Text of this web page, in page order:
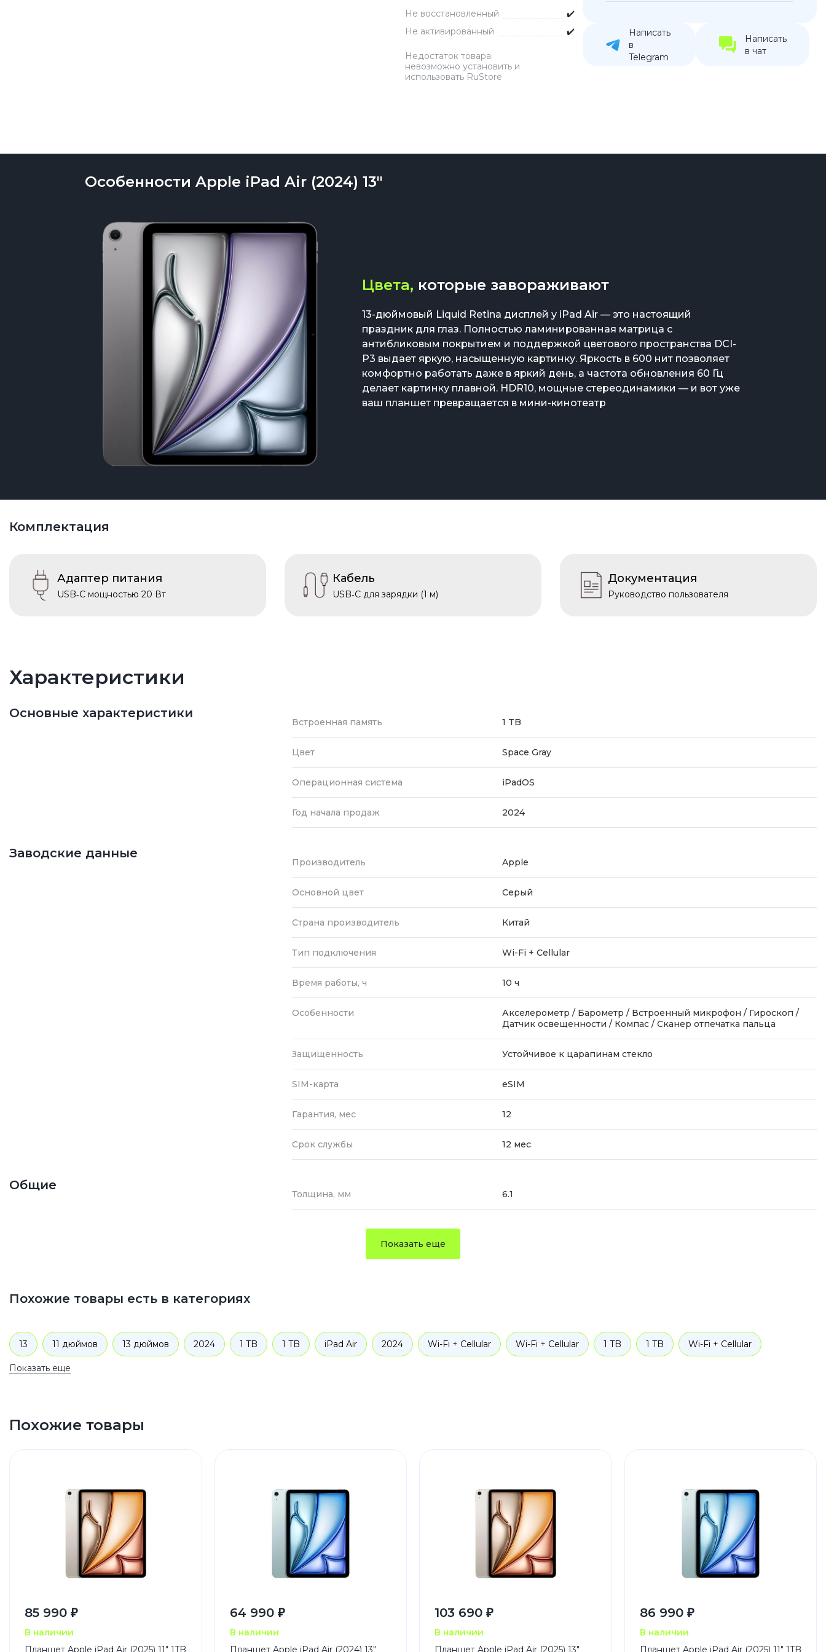
Зарядные устройства
Внешние аккумуляторы
Автомобильные держатели
Не восстановленный
✔️
Не активированный
✔️
Недостаток товара:
невозможно установить и
использовать RuStore
Написать
в
Telegram
Написать
в чат
Особенности Apple iPad Air (2024) 13"
Цвета, которые завораживают
13-дюймовый Liquid Retina дисплей у iPad Air — это настоящий
праздник для глаз. Полностью ламинированная матрица с
антибликовым покрытием и поддержкой цветового пространства DCI-
P3 выдает яркую, насыщенную картинку. Яркость в 600 нит позволяет
комфортно работать даже в яркий день, а частота обновления 60 Гц
делает картинку плавной. HDR10, мощные стереодинамики — и вот уже
ваш планшет превращается в мини-кинотеатр
Комплектация
Адаптер питания
USB‑C мощностью 20 Вт
Кабель
USB‑C для зарядки (1 м)
Документация
Руководство пользователя
Характеристики
Основные характеристики
Встроенная память 1 TB
Цвет Space Gray
Операционная система iPadOS
Год начала продаж 2024
Заводские данные
Производитель Apple
Основной цвет Серый
Страна производитель Китай
Тип подключения Wi-Fi + Cellular
Время работы, ч 10 ч
Особенности
Акселерометр / Барометр / Встроенный микрофон / Гироскоп /
Датчик освещенности / Компас / Сканер отпечатка пальца
Защищенность Устойчивое к царапинам стекло
SIM-карта eSIM
Гарантия, мес 12
Срок службы 12 мес
Общие
Толщина, мм 6.1
Показать еще
Похожие товары есть в категориях
13 11 дюймов 13 дюймов 2024 1 TB 1 TB iPad Air 2024 Wi-Fi + Cellular Wi-Fi + Cellular 1 TB 1 TB Wi-Fi + Cellular
Серый
Показать еще
Похожие товары
85 990 ₽
В наличии
Планшет Apple iPad Air (2025) 11" 1TB
64 990 ₽
В наличии
Планшет Apple iPad Air (2024) 13"
103 690 ₽
В наличии
Планшет Apple iPad Air (2025) 13"
86 990 ₽
В наличии
Планшет Apple iPad Air (2025) 11" 1TB